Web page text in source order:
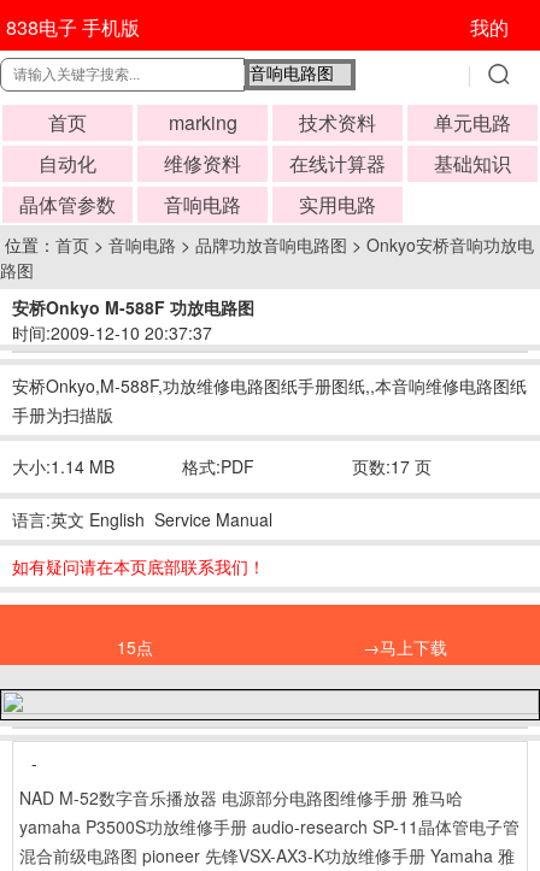
838电子 手机版 我的
首页 marking 技术资料
单元电路
自动化
维修资料 在线计算器
基础知识
晶体管参数
音响电路 实用电路
位置： 首页 > 音响电路 > 品牌功放音响电路图 > Onkyo安桥音响功放电
路图
安桥Onkyo M-588F 功放电路图
时间:2009-12-10 20:37:37
安桥Onkyo,M-588F,功放维修电路图纸手册图纸,,本音响维修电路图纸
手册为扫描版
大小:1.14 MB 格式:PDF 页数:17 页
语言:英文 English Service Manual
如有疑问请在本页底部联系我们！
15点 →马上下载
-
NAD M-52数字音乐播放器 电源部分电路图维修手册 雅马哈
yamaha P3500S功放维修手册 audio-research SP-11晶体管电子管
混合前级电路图 pioneer 先锋VSX-AX3-K功放维修手册 Yamaha 雅